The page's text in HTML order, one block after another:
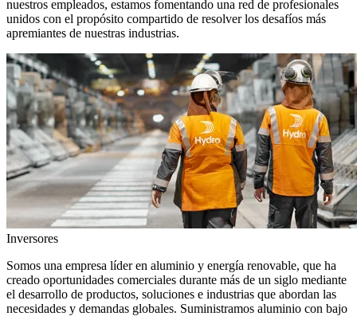
nuestros empleados, estamos fomentando una red de profesionales
unidos con el propósito compartido de resolver los desafíos más
apremiantes de nuestras industrias.
Inversores
Somos una empresa líder en aluminio y energía renovable, que ha
creado oportunidades comerciales durante más de un siglo mediante
el desarrollo de productos, soluciones e industrias que abordan las
necesidades y demandas globales. Suministramos aluminio con bajo